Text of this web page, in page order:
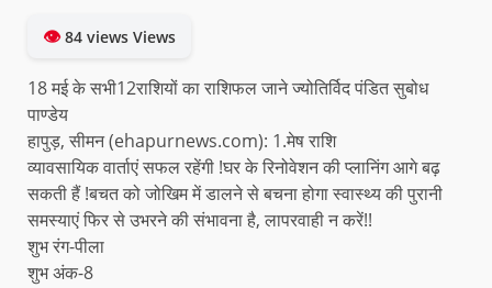
👁84 views Views
18 मई के सभी12राशियों का राशिफल जाने ज्योतिर्विद पंडित सुबोध
पाण्डेय
हापुड़, सीमन (ehapurnews.com): 1.मेष राशि
व्यावसायिक वार्ताएं सफल रहेंगी !घर के रिनोवेशन की प्लानिंग आगे बढ़
सकती हैं !बचत को जोखिम में डालने से बचना होगा स्वास्थ्य की पुरानी
समस्याएं फिर से उभरने की संभावना है, लापरवाही न करें!!
शुभ रंग-पीला
शुभ अंक-8